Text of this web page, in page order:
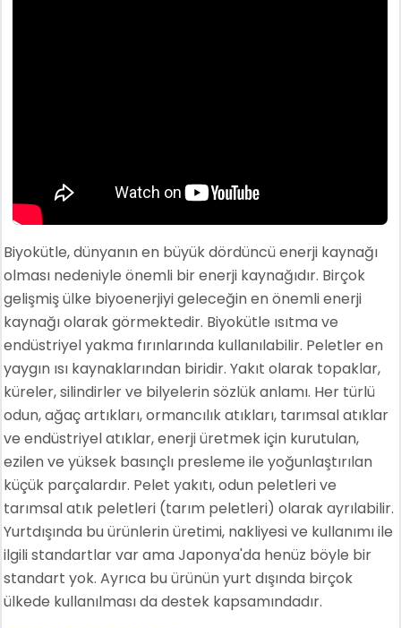
Biyokütle, dünyanın en büyük dördüncü enerji kaynağı
olması nedeniyle önemli bir enerji kaynağıdır. Birçok
gelişmiş ülke biyoenerjiyi geleceğin en önemli enerji
kaynağı olarak görmektedir. Biyokütle ısıtma ve
endüstriyel yakma fırınlarında kullanılabilir. Peletler en
yaygın ısı kaynaklarından biridir. Yakıt olarak topaklar,
küreler, silindirler ve bilyelerin sözlük anlamı. Her türlü
odun, ağaç artıkları, ormancılık atıkları, tarımsal atıklar
ve endüstriyel atıklar, enerji üretmek için kurutulan,
ezilen ve yüksek basınçlı presleme ile yoğunlaştırılan
küçük parçalardır. Pelet yakıtı, odun peletleri ve
tarımsal atık peletleri (tarım peletleri) olarak ayrılabilir.
Yurtdışında bu ürünlerin üretimi, nakliyesi ve kullanımı ile
ilgili standartlar var ama Japonya'da henüz böyle bir
standart yok. Ayrıca bu ürünün yurt dışında birçok
ülkede kullanılması da destek kapsamındadır.